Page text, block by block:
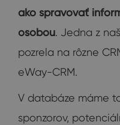
ako spravovať
osobou. Jedna z
pozrela na rôzne
eWay-CRM.
V databáze máme
sponzorov,